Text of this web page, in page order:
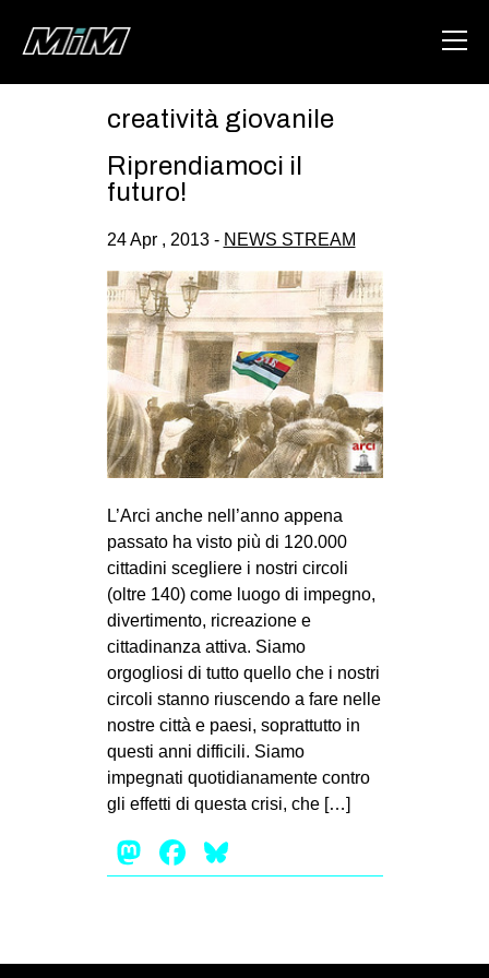
HOME
AREA
DEGENERAZIONE
GAZA FREESTYLE
CSOA LAMBRETTA
MSM
STUDENTI TSUNAMI
ZAM
MOBILITAZIONI
SPAZI
SPORT POPOLARE
MOVIMENTI
AMBIENTE
ANTIFASCISMO
DIRITTO ALL’ABITARE
GENERI
MIGRAZIONI
PRECARIATO
creatività giovanile
Riprendiamoci il
futuro!
24 Apr , 2013 - NEWS STREAM
L’Arci anche nell’anno appena
passato ha visto più di 120.000
cittadini scegliere i nostri circoli
(oltre 140) come luogo di impegno,
divertimento, ricreazione e
cittadinanza attiva. Siamo
orgogliosi di tutto quello che i nostri
circoli stanno riuscendo a fare nelle
nostre città e paesi, soprattutto in
questi anni difficili. Siamo
impegnati quotidianamente contro
gli effetti di questa crisi, che […]
Mastodon
Facebook